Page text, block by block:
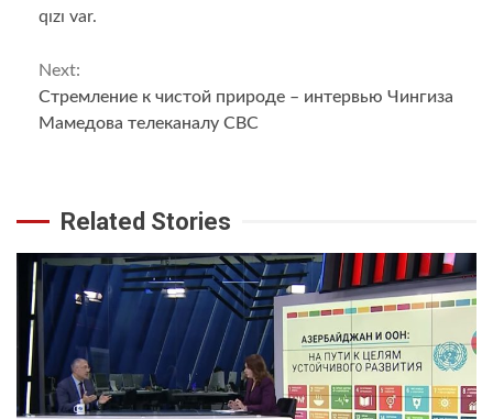
qızı var.
Continue
Reading
Next:
Стремление к чистой природе – интервью Чингиза
Мамедова телеканалу СВС
Related Stories